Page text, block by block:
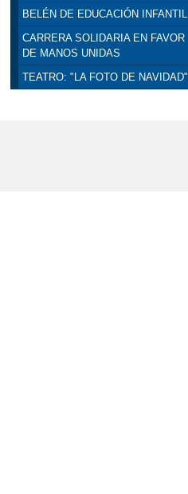
BELÉN DE EDUCACIÓN INFANTIL
CARRERA SOLIDARIA EN FAVOR
DE MANOS UNIDAS
TEATRO: "LA FOTO DE NAVIDAD"